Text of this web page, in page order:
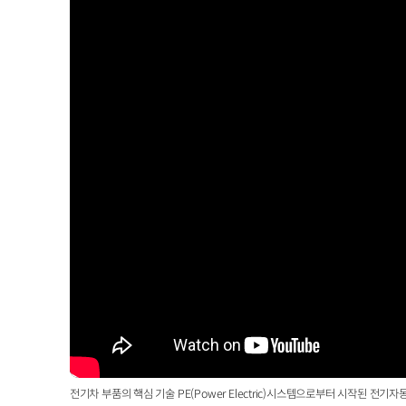
전기차 부품의 핵심 기술 PE(Power Electric)시스템으로부터 시작된 전기자